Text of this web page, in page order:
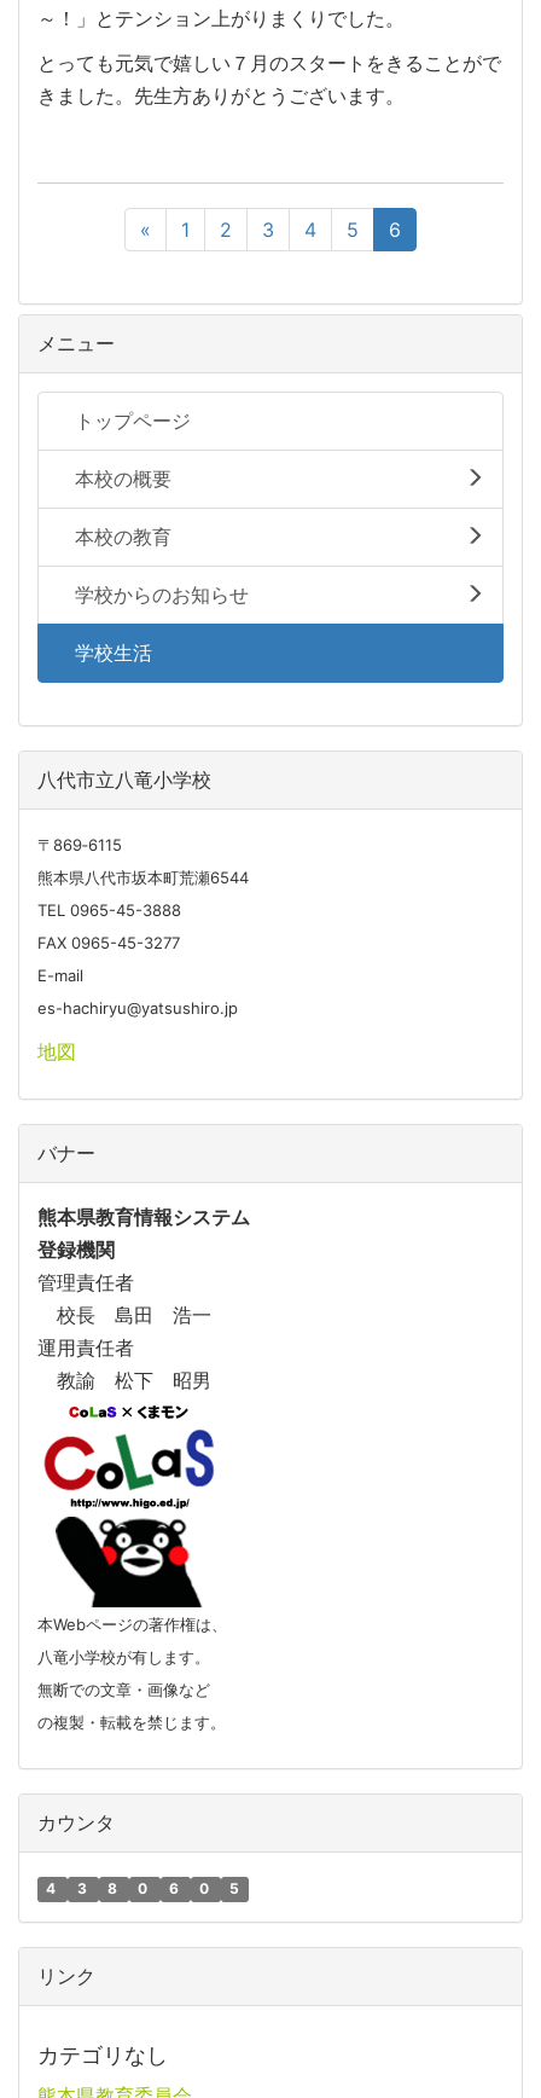
～！」とテンション上がりまくりでした。
とっても元気で嬉しい７月のスタートをきることがで
きました。先生方ありがとうございます。
« 1 2 3 4 5 6
メニュー
トップページ
本校の概要
本校の教育
学校からのお知らせ
学校生活
八代市立八竜小学校
〒869‐6115
熊本県八代市坂本町荒瀬6544
TEL 0965-45-3888
FAX 0965-45-3277
E-mail
es-hachiryu@yatsushiro.jp
地図
バナー
熊本県教育情報システム
登録機関
管理責任者
校長 島田 浩一
運用責任者
教諭 松下 昭男
本Webページの著作権は、
八竜小学校が有します。
無断での文章・画像など
の複製・転載を禁じます。
カウンタ
4 3 8 0 6 0 5
リンク
カテゴリなし